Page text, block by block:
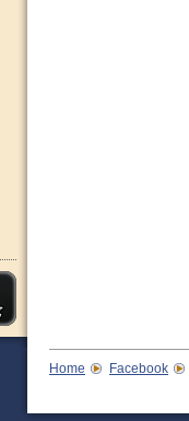
Home Facebook